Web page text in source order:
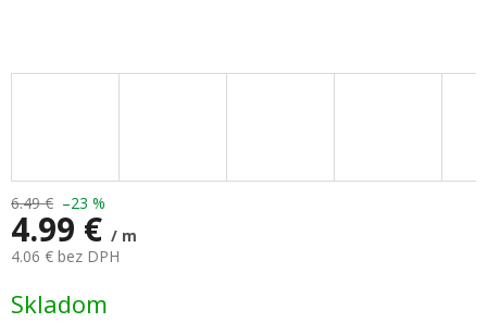
6.49 € –23 %
4.99 € / m
4.06 € bez DPH
cena:
Skladom